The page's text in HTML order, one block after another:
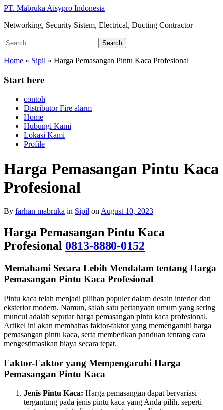
Skip
main
PT. Mabruka Aisypro Indonesia
Networking, Security Sistem, Electrical, Ducting Contractor
Search
for:
Search
Home » Sipil » Harga Pemasangan Pintu Kaca Profesional
Start here
contoh
Distributor Fire alarm
Home
Hubungi Kami
Lokasi Kami
Profile
Harga Pemasangan Pintu Kaca
Profesional
By farhan mabruka in Sipil on August 10, 2023
Harga Pemasangan Pintu Kaca
Profesional 0813-8880-0152
Memahami Secara Lebih Mendalam tentang Harga
Pemasangan Pintu Kaca Profesional
Pintu kaca telah menjadi pilihan populer dalam desain interior dan
eksterior modern. Namun, salah satu pertanyaan umum yang sering
muncul adalah seputar harga pemasangan pintu kaca profesional.
Artikel ini akan membahas faktor-faktor yang memengaruhi harga
pemasangan pintu kaca, serta memberikan panduan tentang cara
mengestimasikan biaya secara tepat.
Faktor-Faktor yang Mempengaruhi Harga
Pemasangan Pintu Kaca
Jenis Pintu Kaca: Harga pemasangan dapat bervariasi
tergantung pada jenis pintu kaca yang Anda pilih, seperti